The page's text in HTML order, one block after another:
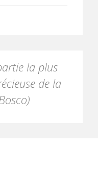
la plus
de la